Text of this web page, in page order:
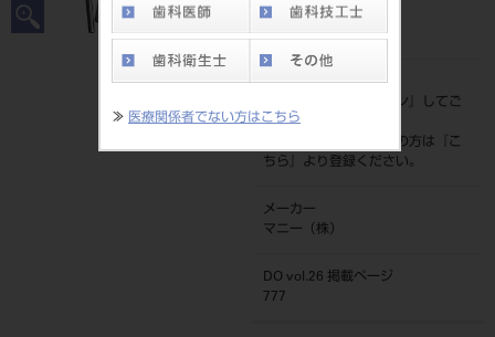
≫ 医療関係者でない方はこちら
JAN/EANコード
標準価格
ログイン
』してご
覧ください。
ネット会員登録がまだの方は『
こ
ちら
』より登録ください。
メーカー
マニー（株）
DO vol.26 掲載ページ
777